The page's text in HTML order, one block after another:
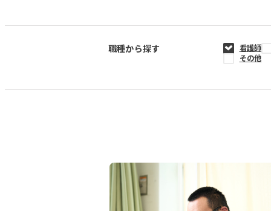
職種から探す
看護師
その他